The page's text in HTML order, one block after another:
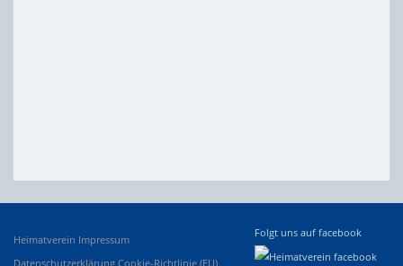
Heimatverein Impressum
Folgt uns auf facebook